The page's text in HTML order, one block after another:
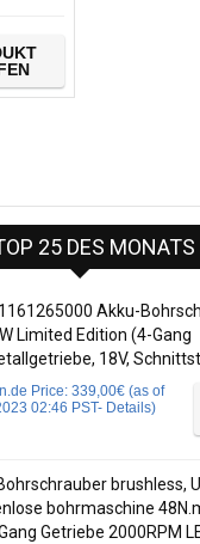
25 DES MONATS
Akku-
Limited Edition (4-Gang
18V,
Price: 339,00€ (as of
02:46 PST- Details)
brushless,
bohrmaschine
Getriebe 2000RPM